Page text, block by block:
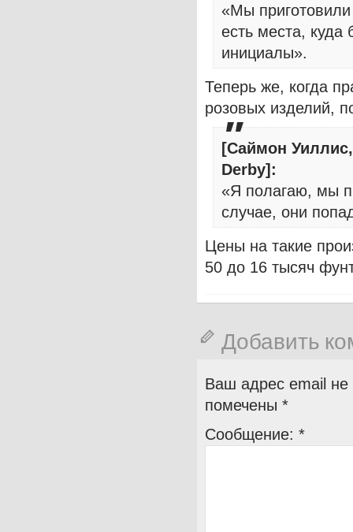
«Мы
есть места, куда
инициалы».
Теперь же, когда
розовых изделий,
[Саймон
Derby]:
«Я полагаю, мы
случае, они
Цены на такие
50 до 16 тысяч
Добавить
Ваш адрес email не
помечены *
Сообщение: *